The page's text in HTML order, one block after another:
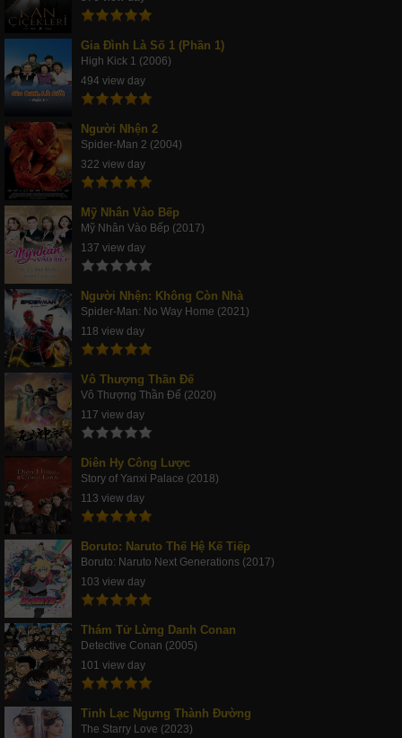
Gia Đình Là Số 1 (Phần 1)
High Kick 1 (2006)
494 view day
Người Nhện 2
Spider-Man 2 (2004)
322 view day
Mỹ Nhân Vào Bếp
Mỹ Nhân Vào Bếp (2017)
137 view day
Người Nhện: Không Còn Nhà
Spider-Man: No Way Home (2021)
118 view day
Vô Thượng Thần Đế
Vô Thượng Thần Đế (2020)
117 view day
Diên Hy Công Lược
Story of Yanxi Palace (2018)
113 view day
Boruto: Naruto Thế Hệ Kế Tiếp
Boruto: Naruto Next Generations (2017)
103 view day
Thám Tử Lừng Danh Conan
Detective Conan (2005)
101 view day
Tinh Lạc Ngưng Thành Đường
The Starry Love (2023)